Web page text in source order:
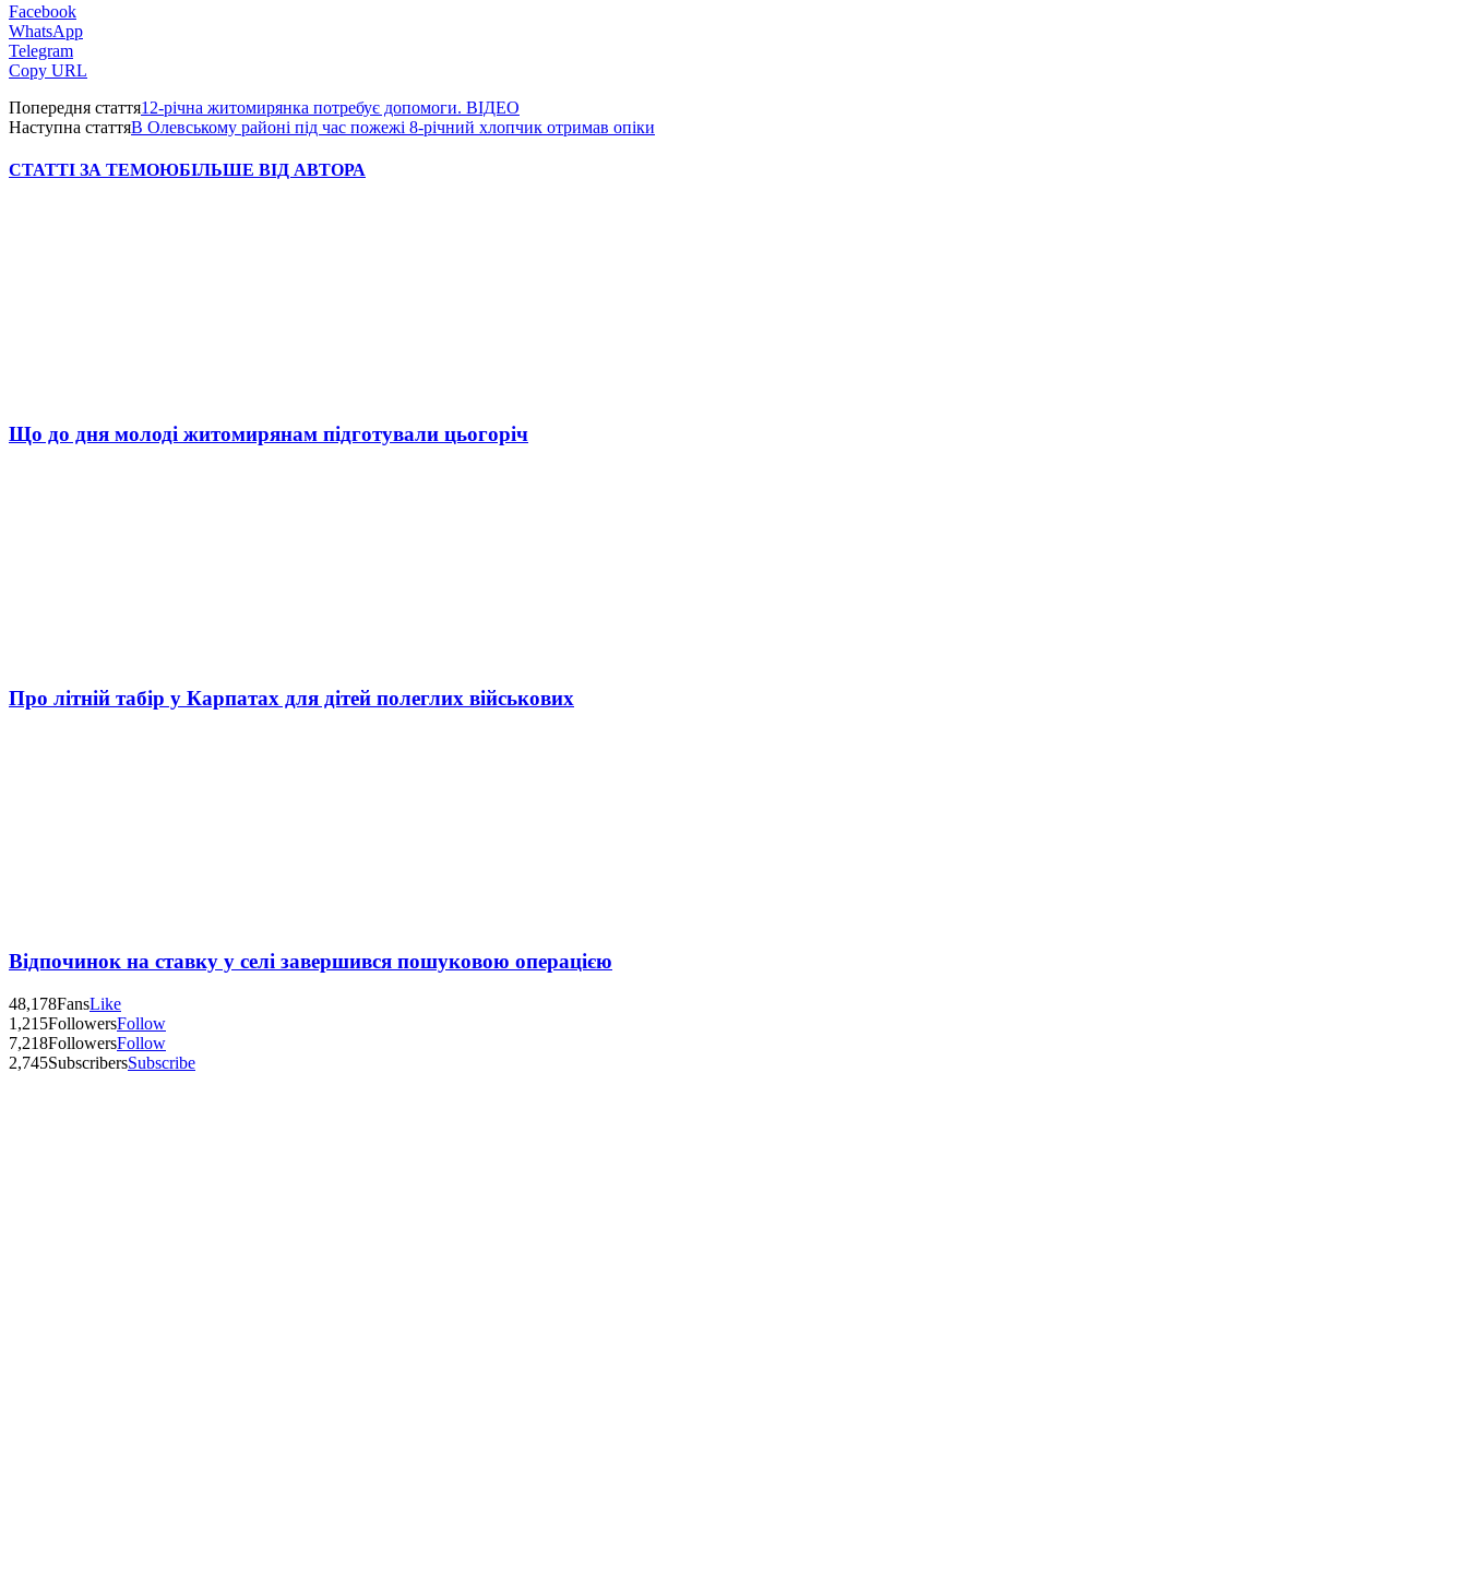
Facebook
WhatsApp
Telegram
Copy URL
Попередня стаття12-річна житомирянка потребує допомоги. ВІДЕО
Наступна статтяВ Олевському районі під час пожежі 8-річний хлопчик отримав опіки
СТАТТІ ЗА ТЕМОЮБІЛЬШЕ ВІД АВТОРА
Що до дня молоді житомирянам підготували цьогоріч
Про літній табір у Карпатах для дітей полеглих військових
Відпочинок на ставку у селі завершився пошуковою операцією
48,178FansLike
1,215FollowersFollow
7,218FollowersFollow
2,745SubscribersSubscribe